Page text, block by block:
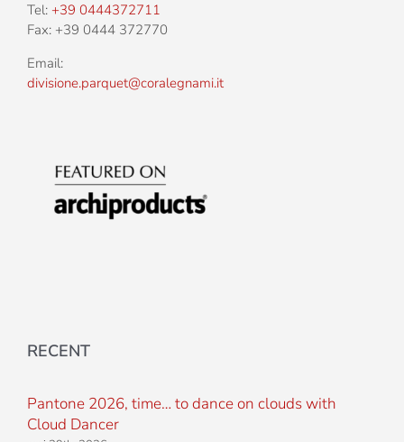
Tel: +39 0444372711
Fax: +39 0444 372770
Email:
divisione.parquet@coralegnami.it
RECENT
Pantone 2026, time… to dance on clouds with
Cloud Dancer